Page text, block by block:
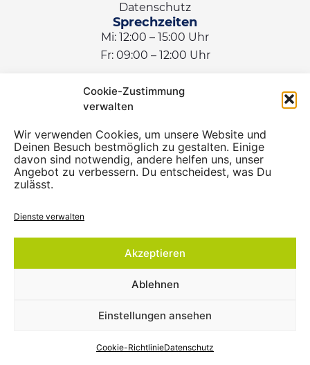
Cookie-Zustimmung
verwalten
Wir verwenden Cookies, um unsere Website und
Deinen Besuch bestmöglich zu gestalten. Einige
davon sind notwendig, andere helfen uns, unser
Angebot zu verbessern. Du entscheidest, was Du
zulässt.
Dienste verwalten
Akzeptieren
Ablehnen
Einstellungen ansehen
Cookie-RichtlinieDatenschutz
Datenschutz
Sprechzeiten
Mi: 12:00 – 15:00 Uhr
Fr: 09:00 – 12:00 Uhr
Wie kann ich dir helfen?